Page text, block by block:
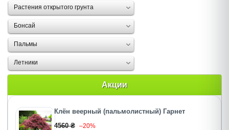
Растения открытого грунта
Бонсай
Пальмы
Летники
Акции
Клён веерный (пальмолистный) Гарнет
4560 ₴ –20%